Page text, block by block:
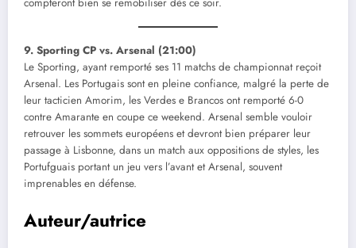
9. Sporting CP vs. Arsenal (21:00)
Le Sporting, ayant remporté ses 11 matchs de championnat reçoit
Arsenal. Les Portugais sont en pleine confiance, malgré la perte de
leur tacticien Amorim, les Verdes e Brancos ont remporté 6-0
contre Amarante en coupe ce weekend. Arsenal semble vouloir
retrouver les sommets européens et devront bien préparer leur
passage à Lisbonne, dans un match aux oppositions de styles, les
Portufguais portant un jeu vers l’avant et Arsenal, souvent
imprenables en défense.
Auteur/autrice